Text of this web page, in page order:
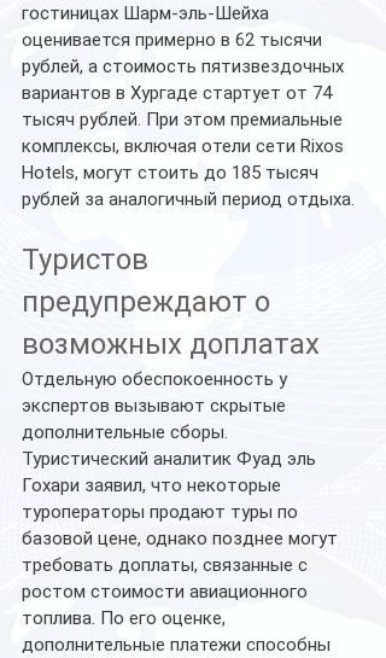
гостиницах Шарм-эль-Шейха
оценивается примерно в 62 тысячи
рублей, а стоимость пятизвездочных
вариантов в Хургаде стартует от 74
тысяч рублей. При этом премиальные
комплексы, включая отели сети Rixos
Hotels, могут стоить до 185 тысяч
рублей за аналогичный период отдыха.
Туристов
предупреждают о
возможных доплатах
Отдельную обеспокоенность у
экспертов вызывают скрытые
дополнительные сборы.
Туристический аналитик Фуад эль
Гохари заявил, что некоторые
туроператоры продают туры по
базовой цене, однако позднее могут
требовать доплаты, связанные с
ростом стоимости авиационного
топлива. По его оценке,
дополнительные платежи способны